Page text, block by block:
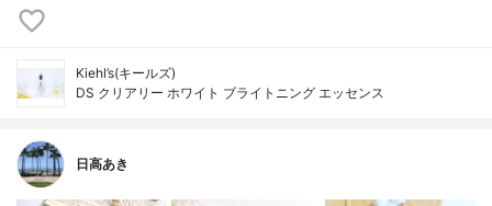
Kiehl’s(キールズ)
DS クリアリー ホワイト ブライトニング エッセンス
日高あき